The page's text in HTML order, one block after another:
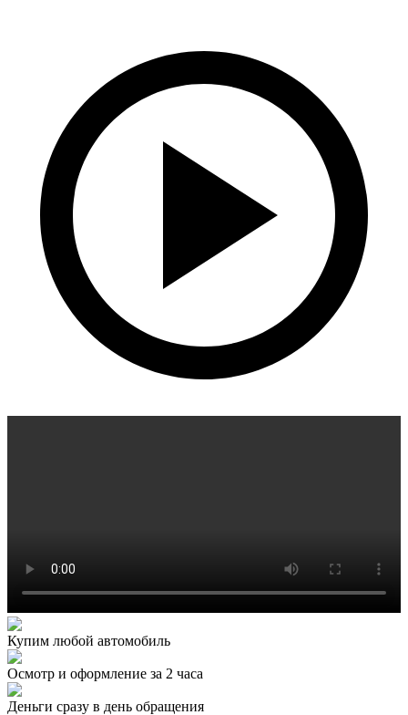
Купим любой автомобиль
Осмотр и оформление за 2 часа
Деньги сразу в день обращения